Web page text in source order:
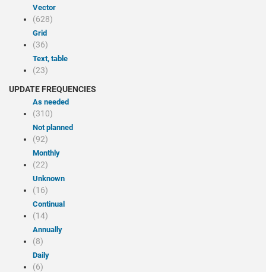
Vector
(628)
Grid
(36)
Text, table
(23)
UPDATE FREQUENCIES
As needed
(310)
Not planned
(92)
Monthly
(22)
Unknown
(16)
Continual
(14)
Annually
(8)
Daily
(6)